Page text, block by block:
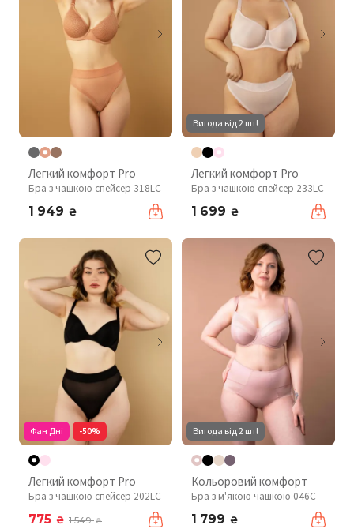
Легкий комфорт Pro
Бра з чашкою спейсер 318LC
1 949 ₴
Вигода від 2 шт!
Легкий комфорт Pro
Бра з чашкою спейсер 233LC
1 699 ₴
Фан Дні -50%
Легкий комфорт Pro
Бра з чашкою спейсер 202LC
775 ₴ 1 549₴
Вигода від 2 шт!
Кольоровий комфорт
Бра з м'якою чашкою 046C
1 799 ₴